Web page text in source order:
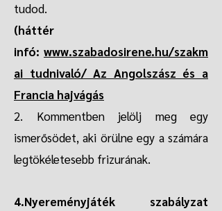
tudod.
(háttér
infó: www.szabadosirene.hu/szakm
ai tudnivaló/ Az Angolszász és a
Francia hajvágás
2. Kommentben jelölj meg egy
ismerősödet, aki örülne egy a számára
legtökéletesebb frizurának.
4.Nyereményjáték szabályzat